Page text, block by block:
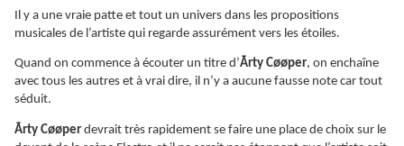
Il y a une vraie patte et tout un univers dans les propositions
musicales de l’artiste qui regarde assurément vers les étoiles.
Quand on commence à écouter un titre d’Ārty Cøøper, on enchaîne
avec tous les autres et à vrai dire, il n’y a aucune fausse note car tout
séduit.
Ārty Cøøper devrait très rapidement se faire une place de choix sur le